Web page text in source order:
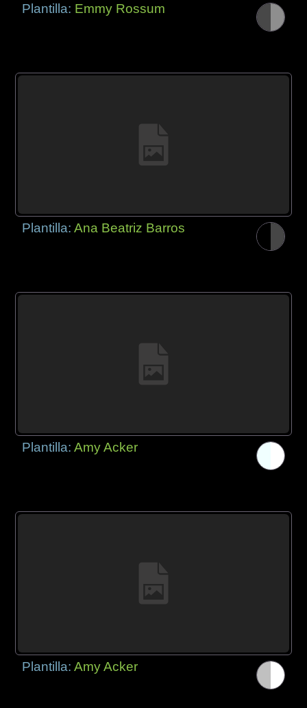
Plantilla: Emmy Rossum
Plantilla:Ana Beatriz Barros
Plantilla:Amy Acker
Plantilla:Amy Acker